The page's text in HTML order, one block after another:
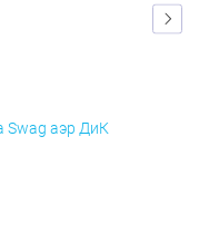
Swag аэр ДиК